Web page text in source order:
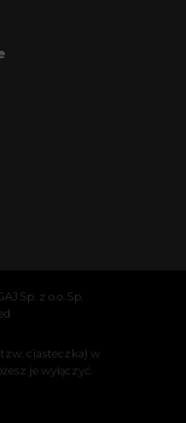
ciasteczka) w
je wyłączyć.
Sp. z o.o. Sp.